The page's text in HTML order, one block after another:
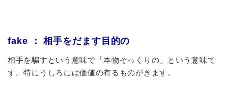
fake ： 相手をだます目的の
相手を騙すという意味で「本物そっくりの」という意味で
す。特にうしろには価値の有るものがきます。